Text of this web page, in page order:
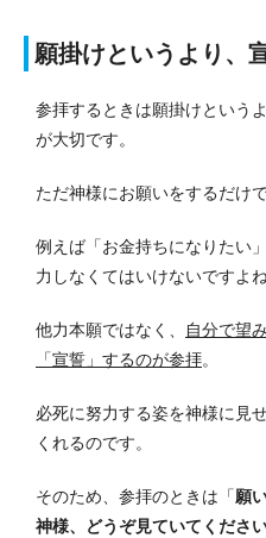
願掛けというより、
参拝するときは願掛けというよ
が大切です。
ただ神様にお願いをするだけ
例えば「お金持ちになりたい
力しなくてはいけないですよね
他力本願ではなく、
自分で望
「宣誓」するのが参拝。
必死に努力する姿を神様に見
くれるのです。
そのため、参拝のときは「願
神様、どうぞ見ていてくださ